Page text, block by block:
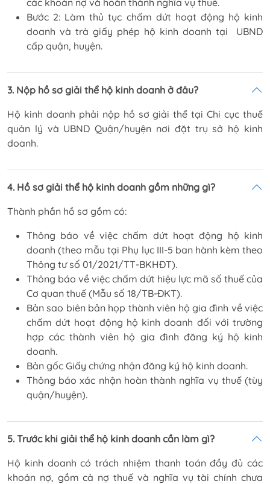
Bước 2: Làm thủ tục chấm dứt hoạt động hộ kinh
doanh và trả giấy phép hộ kinh doanh tại UBND
cấp quận, huyện.
3. Nộp hồ sơ giải thể hộ kinh doanh ở đâu?
Hộ kinh doanh phải nộp hồ sơ giải thể tại Chi cục thuế
quản lý và UBND Quận/huyện nơi đặt trụ sở hộ kinh
doanh.
4. Hồ sơ giải thể hộ kinh doanh gồm những gì?
Thành phần hồ sơ gồm có:
Thông báo về việc chấm dứt hoạt động hộ kinh
doanh (theo mẫu tại Phụ lục III-5 ban hành kèm theo
Thông tư số 01/2021/TT-BKHĐT).
Thông báo về việc chấm dứt hiệu lực mã số thuế của
Cơ quan thuế (Mẫu số 18/TB-ĐKT).
Bản sao biên bản họp thành viên hộ gia đình về việc
chấm dứt hoạt động hộ kinh doanh đối với trường
hợp các thành viên hộ gia đình đăng ký hộ kinh
doanh.
Bản gốc Giấy chứng nhận đăng ký hộ kinh doanh.
Thông báo xác nhận hoàn thành nghĩa vụ thuế (tùy
quận/huyện).
5. Trước khi giải thể hộ kinh doanh cần làm gì?
Hộ kinh doanh có trách nhiệm thanh toán đầy đủ các
khoản nợ, gồm cả nợ thuế và nghĩa vụ tài chính chưa